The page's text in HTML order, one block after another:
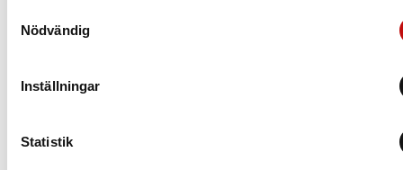
Nödvändig
Inställningar
Statistik